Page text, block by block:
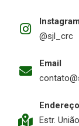
Instagram
@sjl_crc
Email
Endereço
Estr.